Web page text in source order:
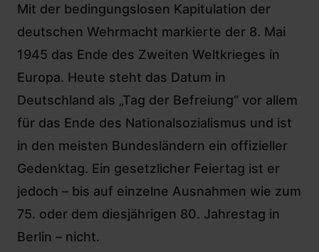
Mit der bedingungslosen Kapitulation der
deutschen Wehrmacht markierte der 8. Mai
1945 das Ende des Zweiten Weltkrieges in
Europa. Heute steht das Datum in
Deutschland als „Tag der Befreiung“ vor allem
für das Ende des Nationalsozialismus und ist
in den meisten Bundesländern ein offizieller
Gedenktag. Ein gesetzlicher Feiertag ist er
jedoch – bis auf einzelne Ausnahmen wie zum
75. oder dem diesjährigen 80. Jahrestag in
Berlin – nicht.